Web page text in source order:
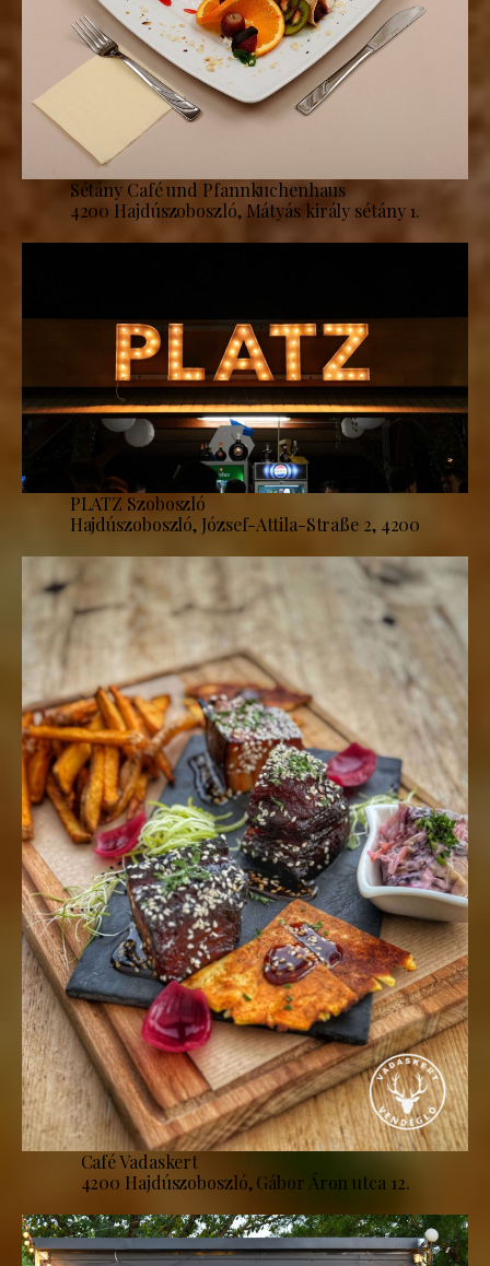
Sétány Café und Pfannkuchenhaus
4200 Hajdúszoboszló, Mátyás király sétány 1.
PLATZ Szoboszló
Hajdúszoboszló, József-Attila-Straße 2, 4200
Café Vadaskert
4200 Hajdúszoboszló, Gábor Áron utca 12.